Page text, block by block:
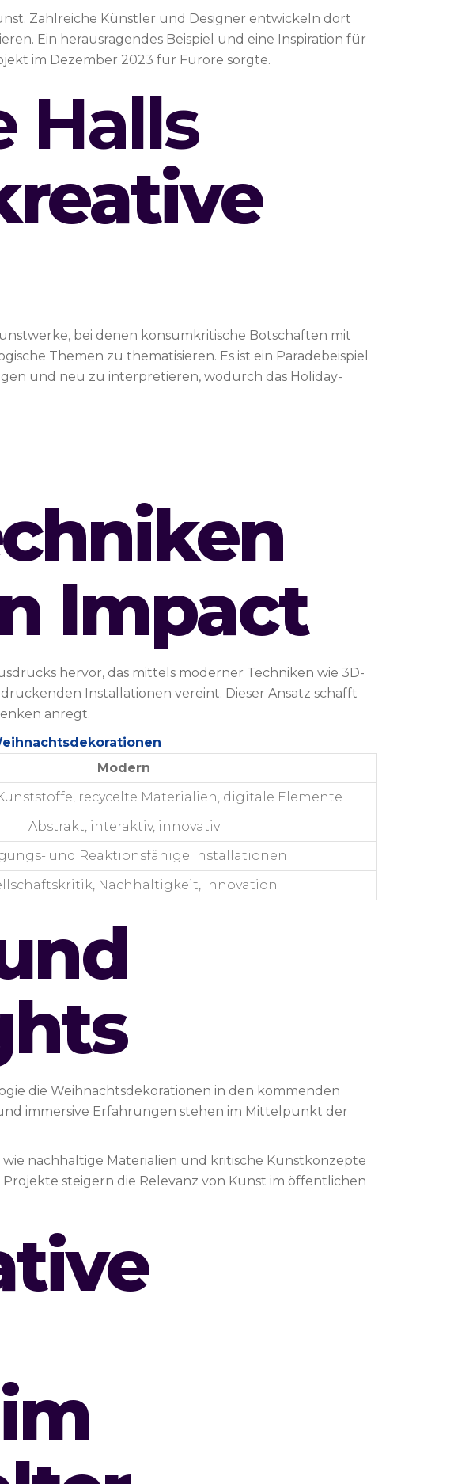
Zahlreiche Künstler und Designer entwickeln dort
Ein herausragendes Beispiel und eine Inspiration für
im Dezember 2023 für Furore sorgte.
Halls
bei denen konsumkritische Botschaften mit
Themen zu thematisieren. Es ist ein Paradebeispiel
und neu zu interpretieren, wodurch das Holiday-
Impact
hervor, das mittels moderner Techniken wie 3D-
Installationen vereint. Dieser Ansatz schafft
anregt.
Modern
recycelte Materialien, digitale Elemente
Abstrakt, interaktiv, innovativ
und Reaktionsfähige Installationen
Nachhaltigkeit, Innovation
die Weihnachtsdekorationen in den kommenden
immersive Erfahrungen stehen im Mittelpunkt der
nachhaltige Materialien und kritische Kunstkonzepte
steigern die Relevanz von Kunst im öffentlichen